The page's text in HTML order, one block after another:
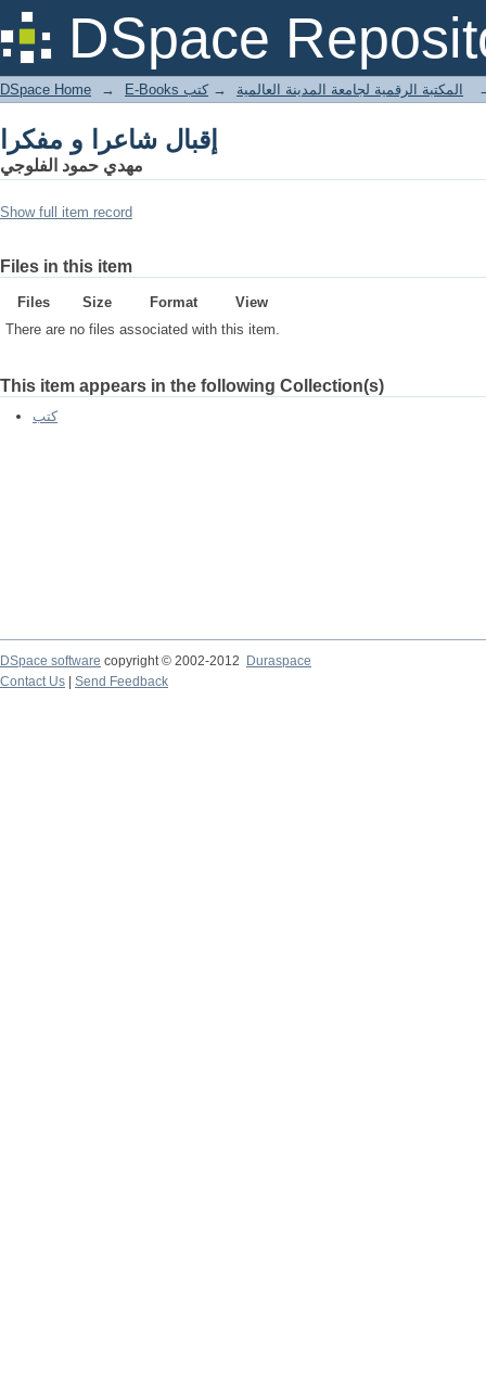
DSpace
إقبال شاعرا و مفكرا
DSpace Home → E-Books المكتبة الرقمية لجامعة المدينة العالمية → كتب
إقبال شاعرا و مفكرا
مهدي حمود الفلوجي
Show full item record
Files in this item
Files Size Format
View
There are no files associated with this item.
This item appears in the following Collection(s)
كتب
DSpace software copyright © 2002-2012
Duraspace
Contact Us
Send Feedback